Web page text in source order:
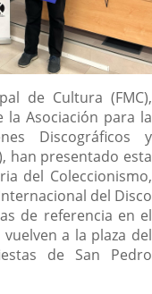
de Cultura (FMC),
la Asociación para la
Discográficos y
han presentado esta
del Coleccionismo,
del Disco
de referencia en el
a la plaza del
de San Pedro